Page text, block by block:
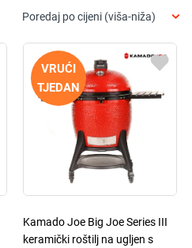
Poredaj po cijeni (viša-niža)
VRUĆI
TJEDAN
Kamado Joe Big Joe Series III
keramički roštilj na ugljen s